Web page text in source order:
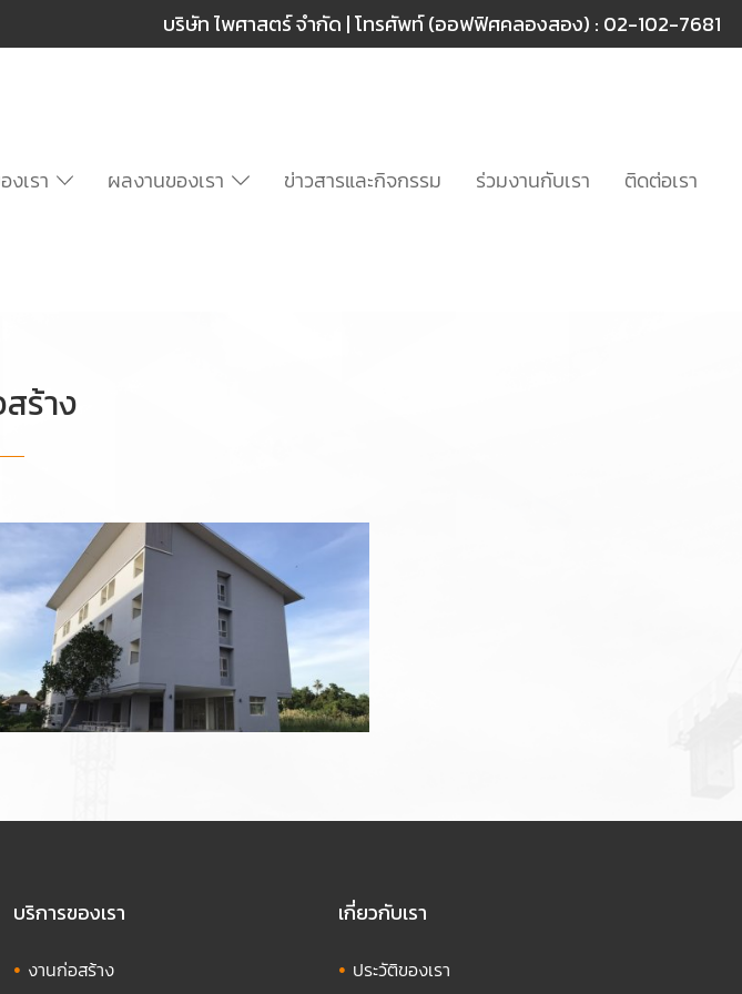
บริษัท ไพศาสตร์ จำกัด | โทรศัพท์ (ออฟฟิศคลองสอง) : 02-102-7681
งเรา ผลงานของเรา ข่าวสารและกิจกรรม ร่วมงานกับเรา ติดต่อเรา
ร้าง
บริการของเรา
• งานก่อสร้าง
เกี่ยวกับเรา
• ประวัติของเรา